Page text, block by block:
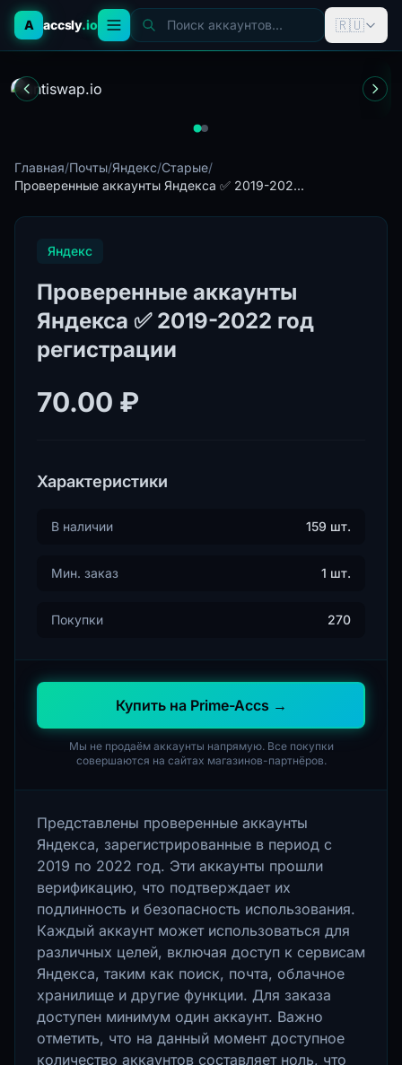
A accsly.io Поиск аккаунтов... 🇷🇺
Главная/Почты/Яндекс/Старые/
Проверенные аккаунты Яндекса ✅ 2019-202...
Яндекс
Проверенные аккаунты
Яндекса ✅ 2019-2022 год
регистрации
70.00 ₽
Характеристики
В наличии 159 шт.
Мин. заказ 1 шт.
Покупки 270
Купить на Prime-Accs →
Мы не продаём аккаунты напрямую. Все покупки
совершаются на сайтах магазинов-партнёров.
Представлены проверенные аккаунты
Яндекса, зарегистрированные в период с
2019 по 2022 год. Эти аккаунты прошли
верификацию, что подтверждает их
подлинность и безопасность использования.
Каждый аккаунт может использоваться для
различных целей, включая доступ к сервисам
Яндекса, таким как поиск, почта, облачное
хранилище и другие функции. Для заказа
доступен минимум один аккаунт. Важно
отметить, что на данный момент доступное
количество аккаунтов составляет ноль, что